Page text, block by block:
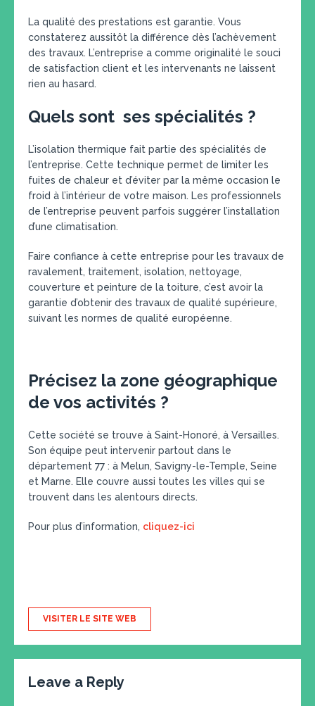
La qualité des prestations est garantie. Vous
constaterez aussitôt la différence dès l’achèvement
des travaux. L’entreprise a comme originalité le souci
de satisfaction client et les intervenants ne laissent
rien au hasard.
Quels sont ses spécialités ?
L’isolation thermique fait partie des spécialités de
l’entreprise. Cette technique permet de limiter les
fuites de chaleur et d’éviter par la même occasion le
froid à l’intérieur de votre maison. Les professionnels
de l’entreprise peuvent parfois suggérer l’installation
d’une climatisation.
Faire confiance à cette entreprise pour les travaux de
ravalement, traitement, isolation, nettoyage,
couverture et peinture de la toiture, c’est avoir la
garantie d’obtenir des travaux de qualité supérieure,
suivant les normes de qualité européenne.
Précisez la zone géographique
de vos activités ?
Cette société se trouve à Saint-Honoré, à Versailles.
Son équipe peut intervenir partout dans le
département 77 : à Melun, Savigny-le-Temple, Seine
et Marne. Elle couvre aussi toutes les villes qui se
trouvent dans les alentours directs.
Pour plus d’information, cliquez-ici
VISITER LE SITE WEB
Leave a Reply